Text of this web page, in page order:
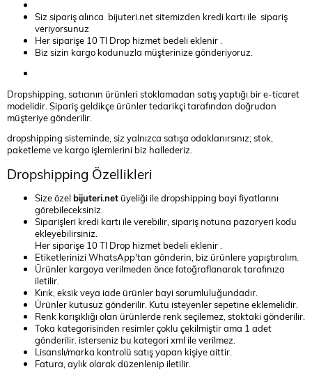
Siz sipariş alınca bijuteri.net sitemizden kredi kartı ile sipariş
veriyorsunuz
Her siparişe 10 Tl Drop hizmet bedeli eklenir .
Biz sizin kargo kodunuzla müşterinize gönderiyoruz.
Dropshipping, satıcının ürünleri stoklamadan satış yaptığı bir e-ticaret
modelidir. Sipariş geldikçe ürünler tedarikçi tarafından doğrudan
müşteriye gönderilir.
dropshipping sisteminde, siz yalnızca satışa odaklanırsınız; stok,
paketleme ve kargo işlemlerini biz hallederiz.
Dropshipping Özellikleri
Size özel bijuteri.net üyeliği ile dropshipping bayi fiyatlarını
görebileceksiniz.
Siparişleri kredi kartı ile verebilir, sipariş notuna pazaryeri kodu
ekleyebilirsiniz.
Her siparişe 10 Tl Drop hizmet bedeli eklenir .
Etiketlerinizi WhatsApp'tan gönderin, biz ürünlere yapıştıralım.
Ürünler kargoya verilmeden önce fotoğraflanarak tarafınıza
iletilir.
Kırık, eksik veya iade ürünler bayi sorumluluğundadır.
Ürünler kutusuz gönderilir. Kutu isteyenler sepetine eklemelidir.
Renk karışıklığı olan ürünlerde renk seçilemez, stoktaki gönderilir.
Toka kategorisinden resimler çoklu çekilmiştir ama 1 adet
gönderilir. isterseniz bu kategori xml ile verilmez.
Lisanslı/marka kontrolü satış yapan kişiye aittir.
Fatura, aylık olarak düzenlenip iletilir.